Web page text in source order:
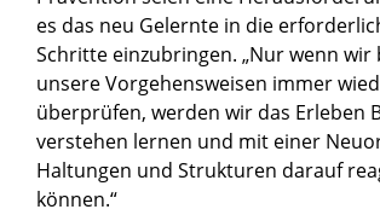
es das neu Gelernte in die
Schritte einzubringen. „Nur wenn wir
unsere Vorgehensweisen immer
überprüfen, werden wir das Erleben
verstehen lernen und mit einer
Haltungen und Strukturen darauf
können.“